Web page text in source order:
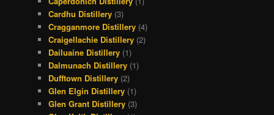
Cardhu Distillery (3)
Cragganmore Distillery (4)
Craigellachie Distillery (2)
Dailuaine Distillery (1)
Dalmunach Distillery (1)
Dufftown Distillery (2)
Glen Elgin Distillery (1)
Glen Grant Distillery (3)